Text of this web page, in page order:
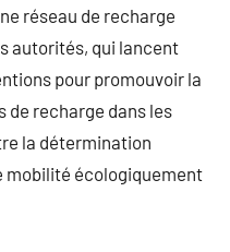
réseau de recharge
autorités, qui lancent
pour promouvoir la
de recharge dans les
la détermination
mobilité écologiquement